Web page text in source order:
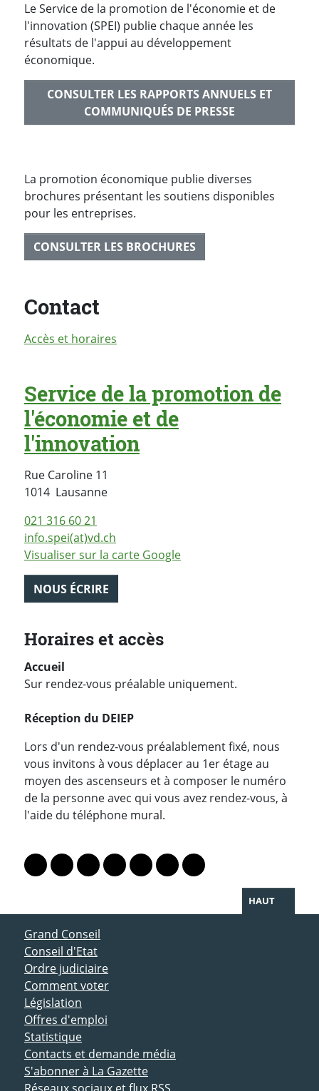
Le Service de la promotion de l'économie et de
l'innovation (SPEI) publie chaque année les
résultats de l'appui au développement
économique.
CONSULTER LES RAPPORTS ANNUELS ET
COMMUNIQUÉS DE PRESSE
La promotion économique publie diverses
brochures présentant les soutiens disponibles
pour les entreprises.
CONSULTER LES BROCHURES
Contact
Accès et horaires
Service de la promotion de
l'économie et de
l'innovation
Rue Caroline 11
1014 LausanneSuisse
021 316 60 21
info.spei(at)vd.ch
Visualiser sur la carte Google
NOUS ÉCRIRE
Horaires et accès
Accueil
Sur rendez-vous préalable uniquement.
Réception du DEIEP
Lors d'un rendez-vous préalablement fixé, nous
vous invitons à vous déplacer au 1er étage au
moyen des ascenseurs et à composer le numéro
de la personne avec qui vous avez rendez-vous, à
l'aide du téléphone mural.
Lien vers le profil Mastodon
Lien vers le profil Bluesky
Lien vers le profil Instagram
Lien vers le profil Linkedin
Lien vers le profil Facebook
Lien vers le profil Twitter
Partager par WhatsApp
HAUT
ACCÈS DIRECT
Grand Conseil
Conseil d'Etat
Ordre judiciaire
Comment voter
Législation
Offres d'emploi
Statistique
Contacts et demande média
S'abonner à La Gazette